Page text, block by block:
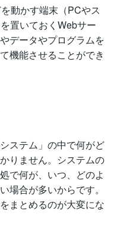
動かす端末（PCやス
置いておくWebサー
データやプログラムを
機能させることができ
ステム」の中で何がど
りません。システムの
で何が、いつ、どのよ
場合が多いからです。
まとめるのが大変にな